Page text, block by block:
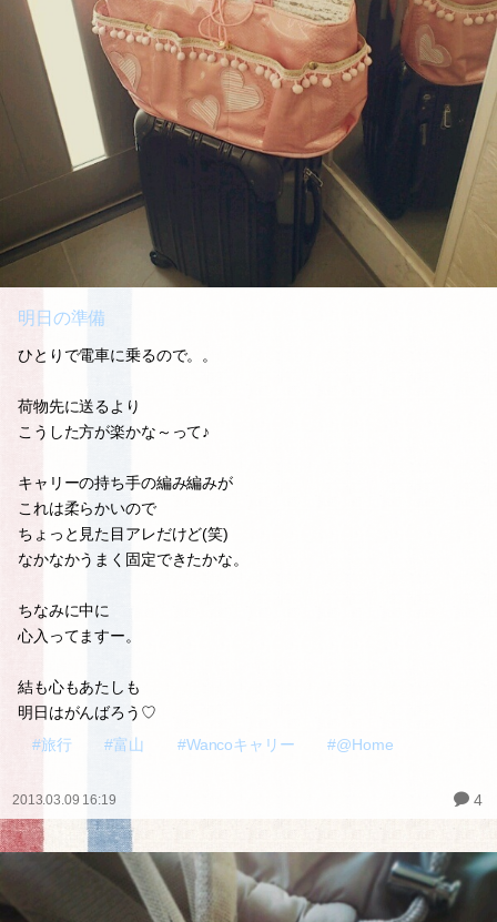
明日の準備
ひとりで電車に乗るので。。
荷物先に送るより
こうした方が楽かな～って♪
キャリーの持ち手の編み編みが
これは柔らかいので
ちょっと見た目アレだけど(笑)
なかなかうまく固定できたかな。
ちなみに中に
心入ってますー。
結も心もあたしも
明日はがんばろう♡
#旅行
#富山 #Wancoキャリー #@Home
2013.03.09 16:19 4